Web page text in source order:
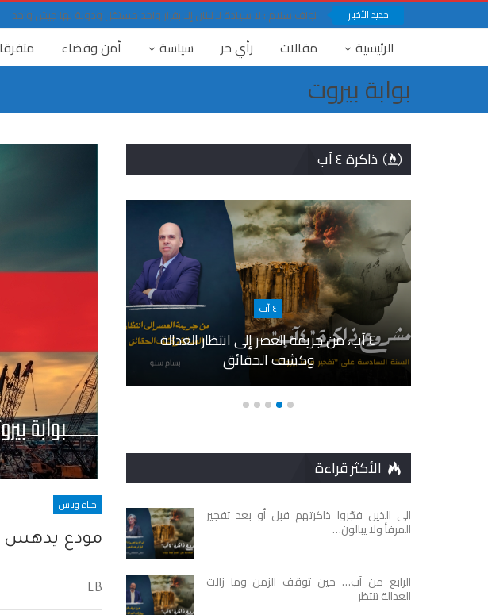
جديد الأخبار نواف سلام : لا سيادة لـ لبنان إلا بقرار واحد مستقل ودولة لها جيش واحد
الرئيسية مقالات رأي حر سياسة أمن وقضاء
بوابة بيروت
حياة وناس
مودع يدهس
LB
ذاكرة ٤ آب
٤ آب
٤ آب، من جريمة العصر إلى انتظار العدالة
وكشف الحقائق “الوطن هو
الأكثر قراءة
الى الذين فجّروا ذاكرتهم قبل أو بعد تفجير
المرفأ ولا يبالون…
الرابع من آب… حين توقف الزمن وما زالت
العدالة تنتظر